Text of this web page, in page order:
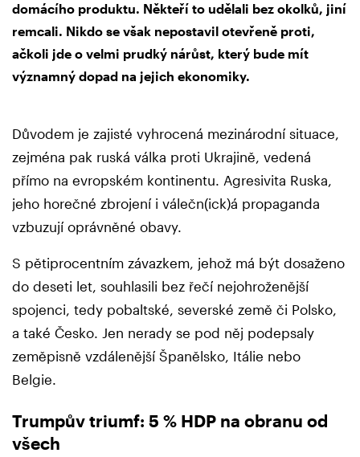
domácího produktu. Někteří to udělali bez okolků, jiní
remcali. Nikdo se však nepostavil otevřeně proti,
ačkoli jde o velmi prudký nárůst, který bude mít
významný dopad na jejich ekonomiky.
Důvodem je zajisté vyhrocená mezinárodní situace,
zejména pak ruská válka proti Ukrajině, vedená
přímo na evropském kontinentu. Agresivita Ruska,
jeho horečné zbrojení i válečn(ick)á propaganda
vzbuzují oprávněné obavy.
S pětiprocentním závazkem, jehož má být dosaženo
do deseti let, souhlasili bez řečí nejohroženější
spojenci, tedy pobaltské, severské země či Polsko,
a také Česko. Jen nerady se pod něj podepsaly
zeměpisně vzdálenější Španělsko, Itálie nebo
Belgie.
Trumpův triumf: 5 % HDP na obranu od
všech